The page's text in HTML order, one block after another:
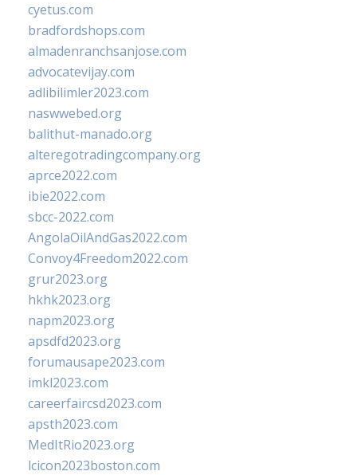
cyetus.com
bradfordshops.com
almadenranchsanjose.com
advocatevijay.com
adlibilimler2023.com
naswwebed.org
balithut-manado.org
alteregotradingcompany.org
aprce2022.com
ibie2022.com
sbcc-2022.com
AngolaOilAndGas2022.com
Convoy4Freedom2022.com
grur2023.org
hkhk2023.org
napm2023.org
apsdfd2023.org
forumausape2023.com
imkl2023.com
careerfaircsd2023.com
apsth2023.com
MedItRio2023.org
lcicon2023boston.com